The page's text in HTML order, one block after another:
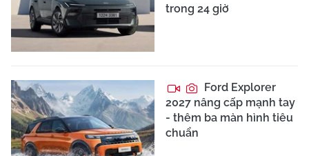
trong 24 giờ
Ford Explorer
2027 nâng cấp mạnh tay
- thêm ba màn hình tiêu
chuẩn